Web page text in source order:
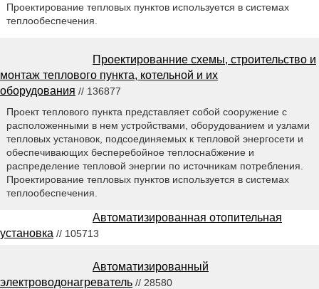
Проектирование тепловых пунктов используется в системах
теплообеспечения.
Проектированние схемы, строительство и
монтаж теплового пункта, котельной и их
оборудования // 136877
Проект теплового пункта представляет собой сооружение с
расположенными в нем устройствами, оборудованием и узлами
тепловых установок, подсоединяемых к тепловой энергосети и
обеспечивающих бесперебойное теплоснабжение и
распределение тепловой энергии по источникам потребления.
Проектирование тепловых пунктов используется в системах
теплообеспечения.
Автоматизированная отопительная
установка // 105713
Автоматизированный
электроводонагреватель // 28580